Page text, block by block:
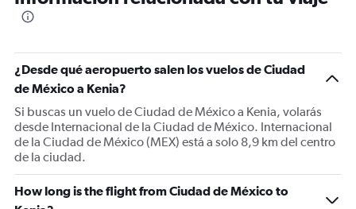
12
categories.
chart
has
1
Y
axis
displaying
values.
Range:
0
to
2400.
¿Desde qué aeropuerto salen los vuelos de Ciudad
de México a Kenia?
Si buscas un vuelo de Ciudad de México a Kenia, volarás
desde Internacional de la Ciudad de México. Internacional
de la Ciudad de México (MEX) está a solo 8,9 km del centro
de la ciudad.
How long is the flight from Ciudad de México to